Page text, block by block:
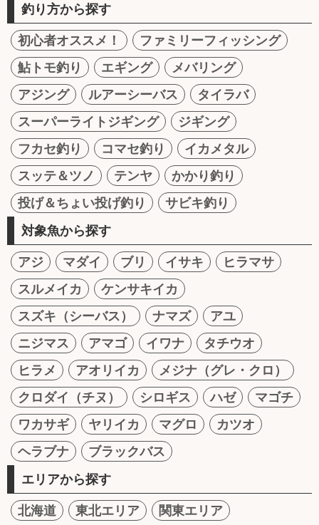
釣り方から探す
初心者オススメ！
ファミリーフィッシング
鮎トモ釣り
エギング
メバリング
アジング
ルアーシーバス
タイラバ
スーパーライトジギング
ジギング
フカセ釣り
コマセ釣り
イカメタル
スッテ＆ツノ
テンヤ
かかり釣り
投げ＆ちょい投げ釣り
サビキ釣り
対象魚から探す
アジ マダイ ブリ イサキ
ヒラマサ
スルメイカ
ケンサキイカ
スズキ（シーバス）
ナマズ
アユ
ニジマス
アマゴ イワナ
タチウオ
ヒラメ
アオリイカ
メジナ（グレ・クロ）
クロダイ（チヌ）
シロギス ハゼ
マゴチ
ワカサギ
ヤリイカ マグロ
カツオ
ヘラブナ
ブラックバス
エリアから探す
北海道 東北エリア
関東エリア